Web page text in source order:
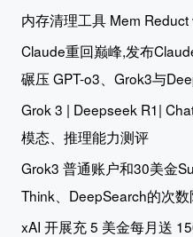
内存清理工具 Mem Reduct
Claude重回巅峰,发布
碾压 GPT-o3、Grok3与
Grok 3 | Deepseek R1|
模态、推理能力测评
Grok3 普通账户和30美金
Think、DeepSearch的次
xAI 开展充 5 美金每月送